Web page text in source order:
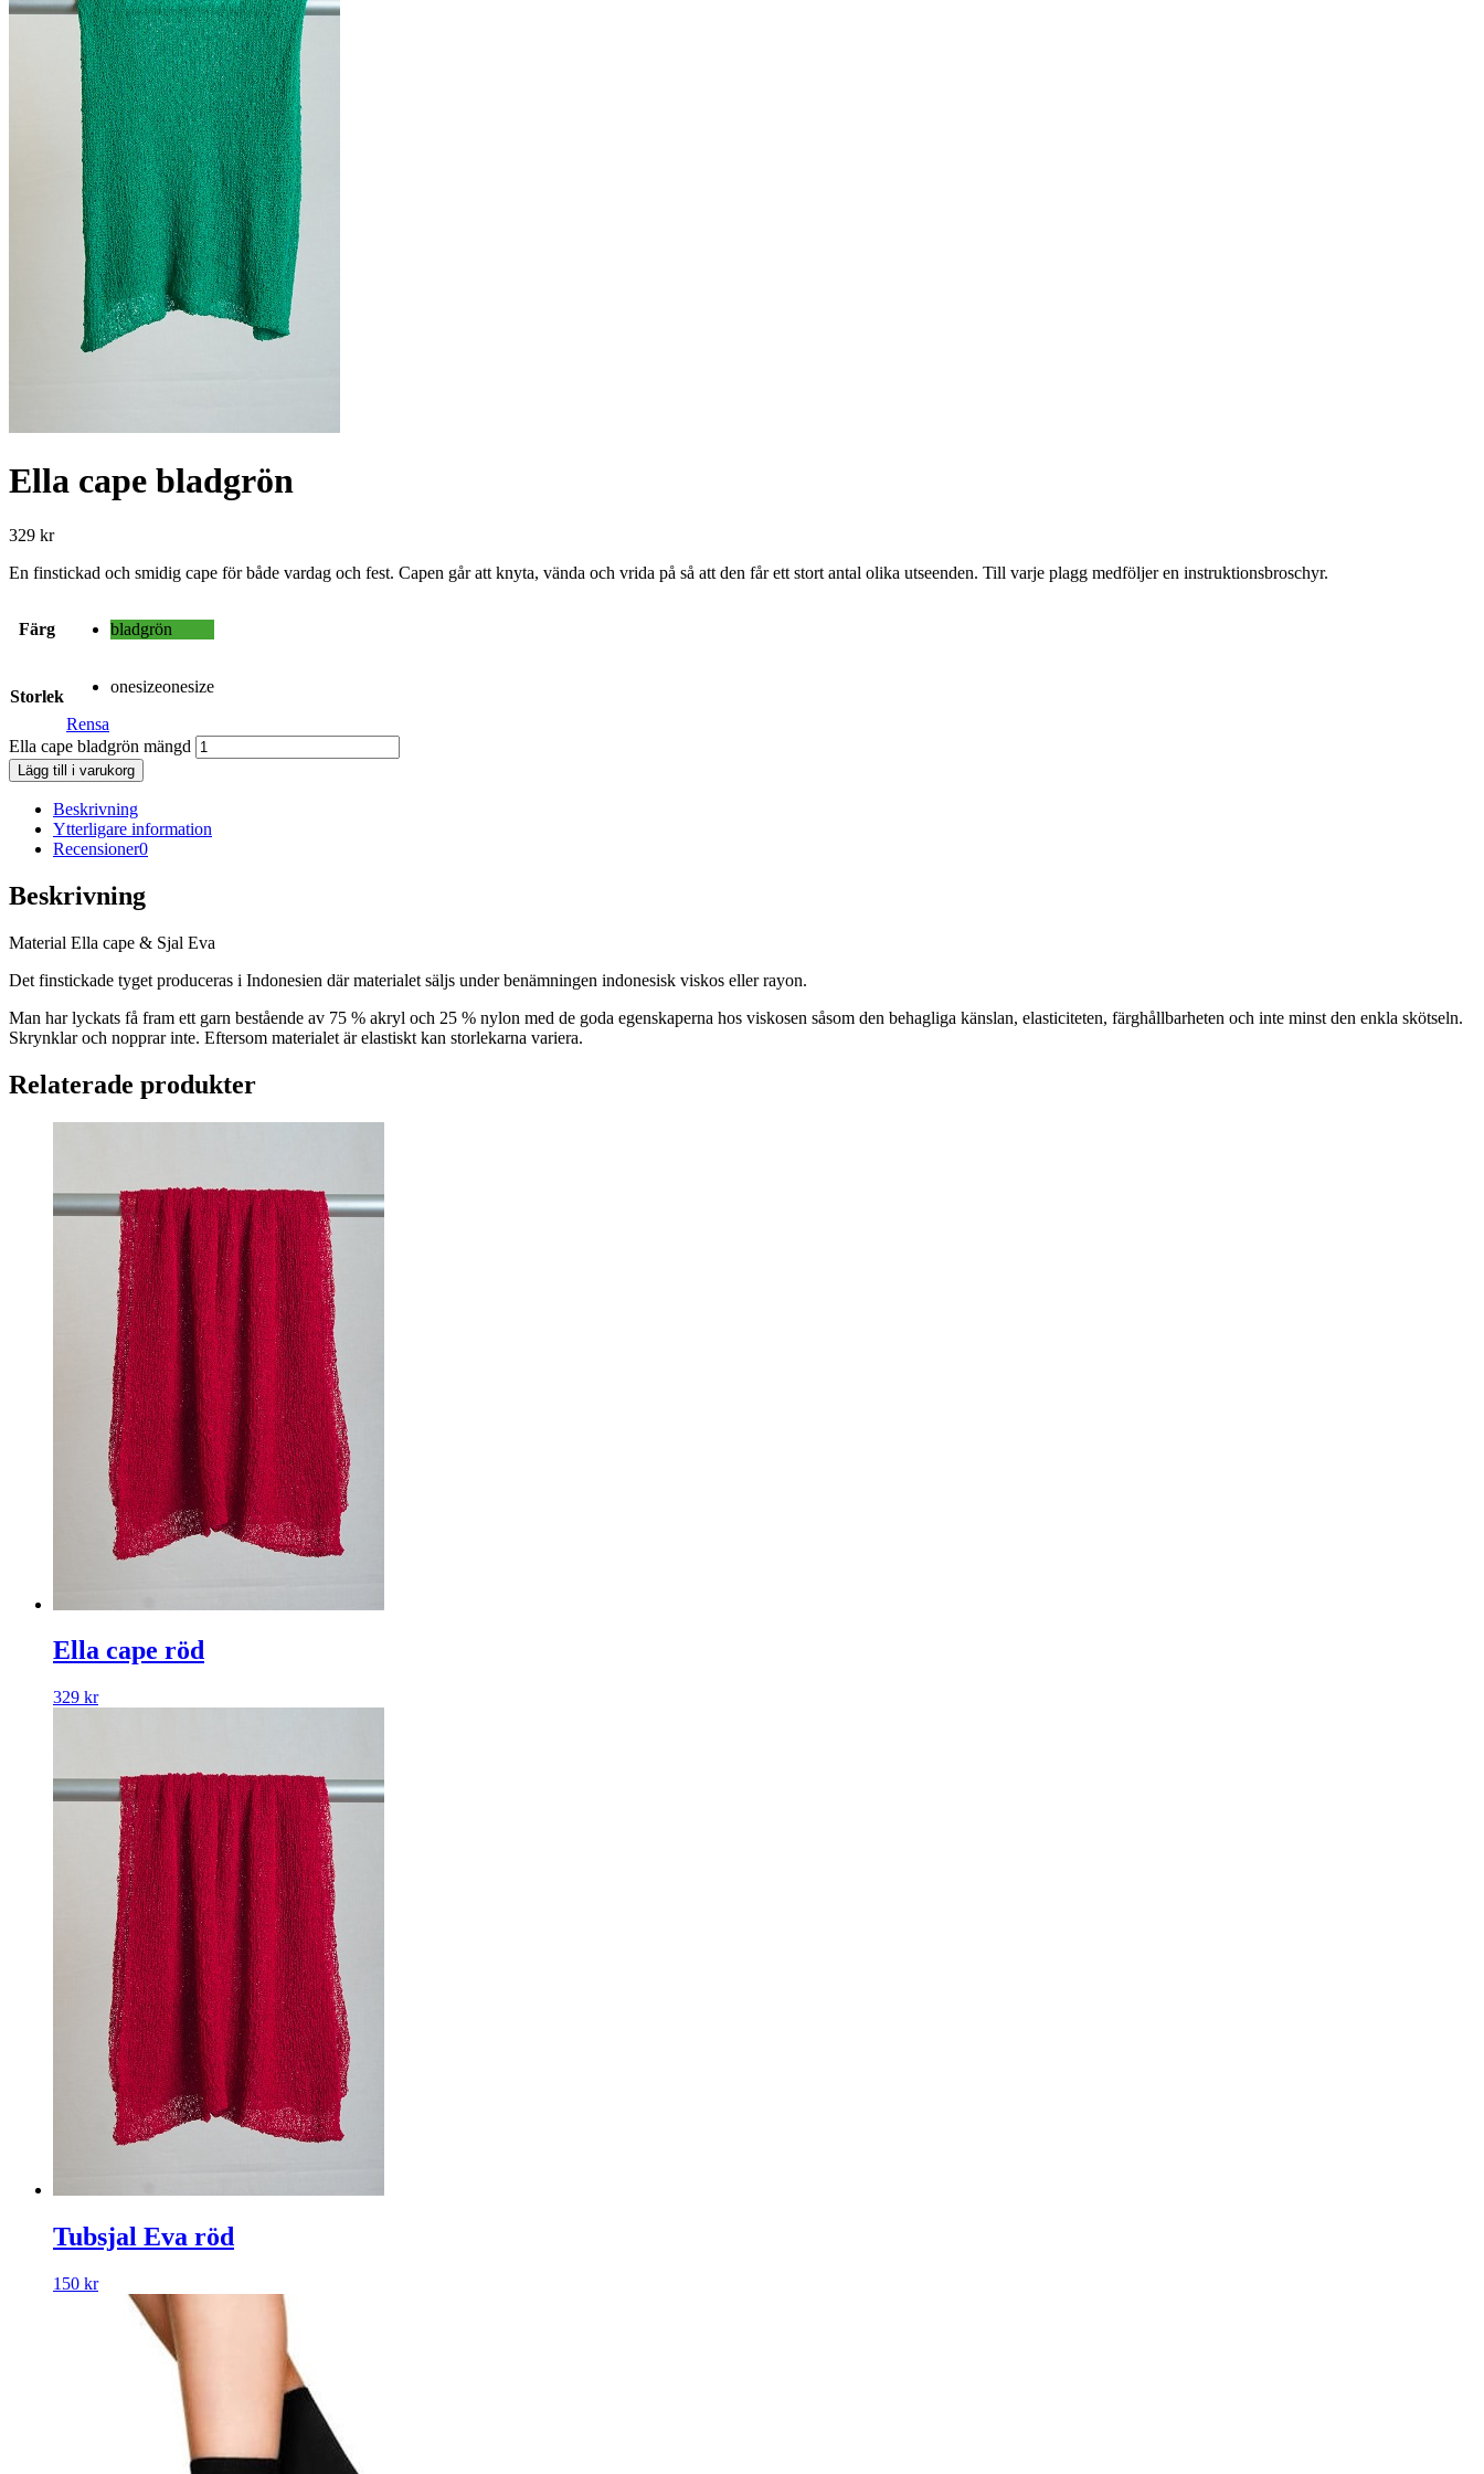
Ella cape bladgrön
329 kr
En finstickad och smidig cape för både vardag och fest. Capen går att knyta, vända och vrida på så att den får ett stort antal olika utseenden. Till varje plagg medföljer en instruktionsbroschyr.
Färg bladgrön
Storlek
onesizeonesize
Rensa
Ella cape bladgrön mängd
Lägg till i varukorg
Beskrivning
Ytterligare information
Recensioner0
Beskrivning
Material Ella cape & Sjal Eva
Det finstickade tyget produceras i Indonesien där materialet säljs under benämningen indonesisk viskos eller rayon.
Man har lyckats få fram ett garn bestående av 75 % akryl och 25 % nylon med de goda egenskaperna hos viskosen såsom den behagliga känslan, elasticiteten, färghållbarheten och inte minst den enkla skötseln.
Skrynklar och nopprar inte. Eftersom materialet är elastiskt kan storlekarna variera.
Relaterade produkter
Ella cape röd
329 kr
Tubsjal Eva röd
150 kr